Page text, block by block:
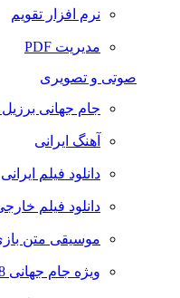
نرم افزار تقویم
مدیریت PDF
صوتی و تصویری
جام جهانی برزیل 2014
آهنگ ایرانی
دانلود فیلم ایرانی
دانلود فیلم
موسیقی متن
ویژه جام جهانی 2018 روسیه